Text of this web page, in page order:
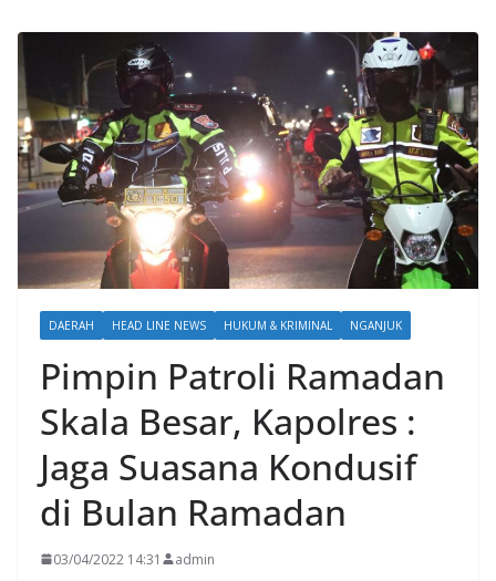
DAERAH HEAD LINE NEWS HUKUM & KRIMINAL NGANJUK
Pimpin Patroli Ramadan
Skala Besar, Kapolres :
Jaga Suasana Kondusif
di Bulan Ramadan
03/04/2022 14:31 admin